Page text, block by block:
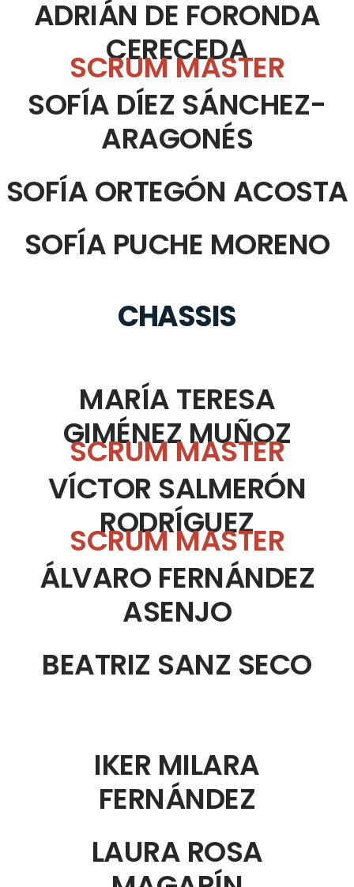
ADRIÁN DE FORONDA
CERECEDA
SCRUM MASTER
SOFÍA DÍEZ SÁNCHEZ-
ARAGONÉS
SOFÍA ORTEGÓN ACOSTA
SOFÍA PUCHE MORENO
CHASSIS
MARÍA TERESA
GIMÉNEZ MUÑOZ
SCRUM MASTER
VÍCTOR SALMERÓN
RODRÍGUEZ
SCRUM MASTER
ÁLVARO FERNÁNDEZ
ASENJO
BEATRIZ SANZ SECO
IKER MILARA
FERNÁNDEZ
LAURA ROSA